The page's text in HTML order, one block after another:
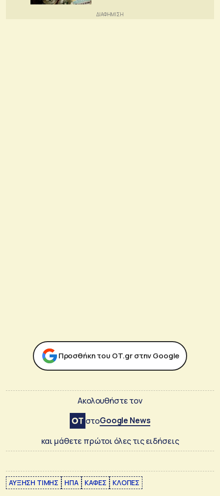
Προσθήκη του ΟΤ.gr στην Google
Ακολουθήστε τον
στοGoogle News
και μάθετε πρώτοι όλες τις ειδήσεις
ΑΥΞΗΣΗ ΤΙΜΗΣ ΗΠΑ ΚΑΦΕΣ ΚΛΟΠΕΣ